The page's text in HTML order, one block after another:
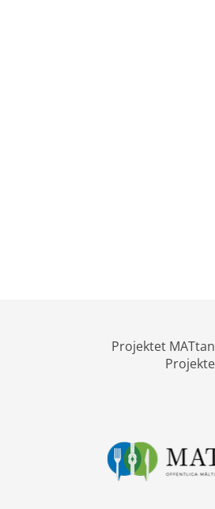
Projektet